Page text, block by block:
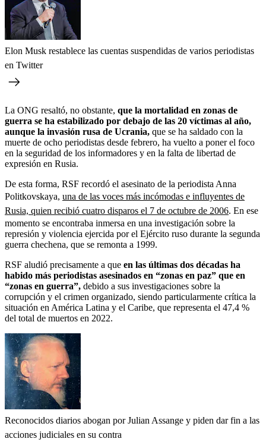
Elon Musk restablece las cuentas suspendidas de varios periodistas
en Twitter
La ONG resaltó, no obstante, que la mortalidad en zonas de
guerra se ha estabilizado por debajo de las 20 víctimas al año,
aunque la invasión rusa de Ucrania, que se ha saldado con la
muerte de ocho periodistas desde febrero, ha vuelto a poner el foco
en la seguridad de los informadores y en la falta de libertad de
expresión en Rusia.
De esta forma, RSF recordó el asesinato de la periodista Anna
Politkovskaya, una de las voces más incómodas e influyentes de
Rusia, quien recibió cuatro disparos el 7 de octubre de 2006. En ese
momento se encontraba inmersa en una investigación sobre la
represión y violencia ejercida por el Ejército ruso durante la segunda
guerra chechena, que se remonta a 1999.
RSF aludió precisamente a que en las últimas dos décadas ha
habido más periodistas asesinados en “zonas en paz” que en
“zonas en guerra”, debido a sus investigaciones sobre la
corrupción y el crimen organizado, siendo particularmente crítica la
situación en América Latina y el Caribe, que representa el 47,4 %
del total de muertos en 2022.
Reconocidos diarios abogan por Julian Assange y piden dar fin a las
acciones judiciales en su contra